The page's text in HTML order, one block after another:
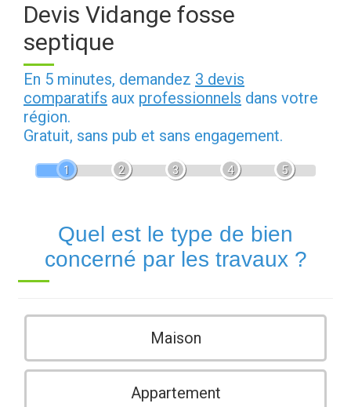
Devis Vidange fosse
septique
En 5 minutes, demandez 3 devis
comparatifs aux professionnels dans votre
région.
Gratuit, sans pub et sans engagement.
1 2 3 4 5
Quel est le type de bien
concerné par les travaux ?
Maison
Appartement